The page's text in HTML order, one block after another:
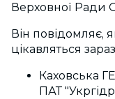
Верховної Ради
Він повідомляє,
цікавляться
Каховська
ПАТ